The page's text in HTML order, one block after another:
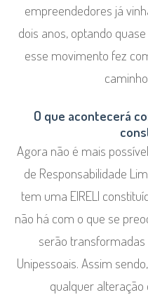
empreendedores já
dois anos, optando
esse movimento fez
O que acontecerá
Agora não é mais
de Responsabilidade
tem uma EIRELI
não há com o que se
serão
Unipessoais. Assim
qualquer